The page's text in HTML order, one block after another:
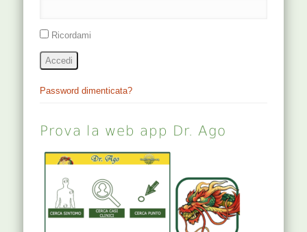
Ricordami
Accedi
Password dimenticata?
Prova la web app Dr. Ago